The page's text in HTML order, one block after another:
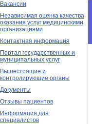
Вакансии
Независимая оценка качества
оказания услуг медицинскими
организациями
Контактная информация
Портал государственных и
муниципальных услуг
Вышестоящие и
контролирующие органы
Документы
Отзывы пациентов
Информация для
специалистов